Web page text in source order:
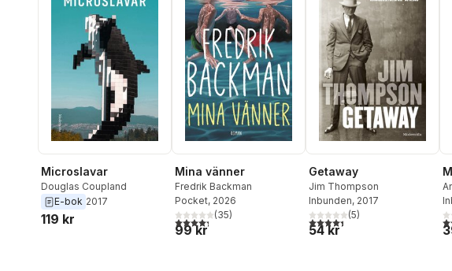
Microslavar
Douglas Coupland
E-bok 2017
119 kr
Mina vänner
Fredrik Backman
Pocket, 2026
4,3utav 5 stjärnor. Totalt antal röster:
(35)
99 kr
Getaway
Jim Thompson
Inbunden, 2017
4,4utav 5 stjärnor. Totalt antal
(5)
54 kr